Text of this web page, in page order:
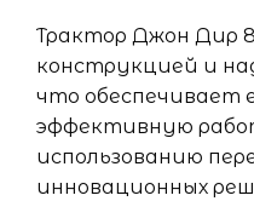
Трактор Джон Дир
конструкцией и
что обеспечивает
эффективную
использованию
инновационных